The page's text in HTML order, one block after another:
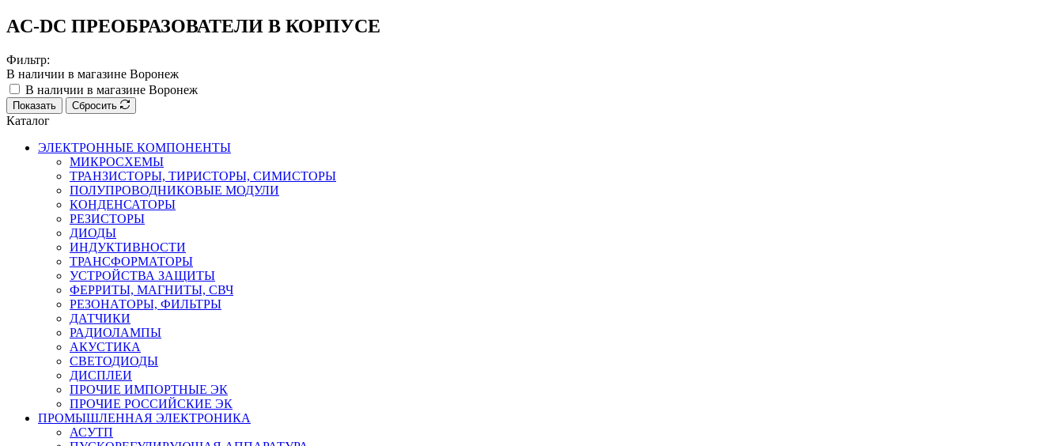
AC-DC ПРЕОБРАЗОВАТЕЛИ В КОРПУСЕ
Фильтр:
В наличии в магазине Воронеж
В наличии в магазине Воронеж
Показать Сбросить
Каталог
ЭЛЕКТРОННЫЕ КОМПОНЕНТЫ
МИКРОСХЕМЫ
ТРАНЗИСТОРЫ, ТИРИСТОРЫ, СИМИСТОРЫ
ПОЛУПРОВОДНИКОВЫЕ МОДУЛИ
КОНДЕНСАТОРЫ
РЕЗИСТОРЫ
ДИОДЫ
ИНДУКТИВНОСТИ
ТРАНСФОРМАТОРЫ
УСТРОЙСТВА ЗАЩИТЫ
ФЕРРИТЫ, МАГНИТЫ, СВЧ
РЕЗОНАТОРЫ, ФИЛЬТРЫ
ДАТЧИКИ
РАДИОЛАМПЫ
АКУСТИКА
СВЕТОДИОДЫ
ДИСПЛЕИ
ПРОЧИЕ ИМПОРТНЫЕ ЭК
ПРОЧИЕ РОССИЙСКИЕ ЭК
ПРОМЫШЛЕННАЯ ЭЛЕКТРОНИКА
АСУТП